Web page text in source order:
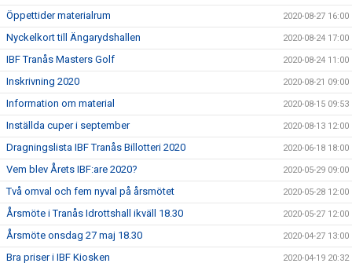
Öppettider materialrum 2020-08-27 16:00
Nyckelkort till Ängarydshallen 2020-08-24 17:00
IBF Tranås Masters Golf 2020-08-24 11:00
Inskrivning 2020 2020-08-21 09:00
Information om material 2020-08-15 09:53
Inställda cuper i september 2020-08-13 12:00
Dragningslista IBF Tranås Billotteri 2020 2020-06-18 18:00
Vem blev Årets IBF:are 2020? 2020-05-29 09:00
Två omval och fem nyval på årsmötet 2020-05-28 12:00
Årsmöte i Tranås Idrottshall ikväll 18.30 2020-05-27 12:00
Årsmöte onsdag 27 maj 18.30 2020-04-27 13:00
Bra priser i IBF Kiosken 2020-04-19 20:32